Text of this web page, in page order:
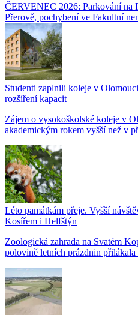
ČERVENEC 2026: Parkování na
Přerově, pochybení ve Fakultní
Studenti zaplnili koleje v
rozšíření kapacit
Zájem o vysokoškolské koleje v
akademickým rokem vyšší než v
Léto památkám přeje. Vyšší
Kosířem i Helfštýn
Zoologická zahrada na Svatém
polovině letních prázdnin